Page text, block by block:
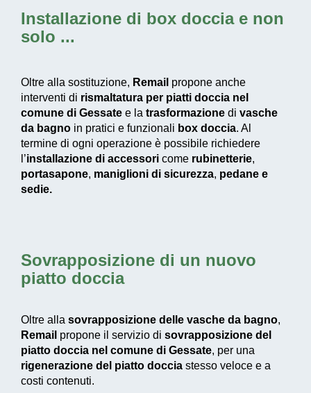
Installazione di box docciae non
solo ...
Oltre alla sostituzione, Remail propone anche
interventi di rismaltatura per piatti doccia nel
comune di Gessate e la trasformazione di vasche
da bagno in pratici e funzionali box doccia. Al
termine di ogni operazione è possibile richiedere
l’installazione di accessori come rubinetterie,
portasapone, maniglioni di sicurezza, pedane e
sedie.
Sovrapposizione di un nuovo
piatto doccia
Oltre alla sovrapposizione delle vasche da bagno,
Remail propone il servizio di sovrapposizione del
piatto doccia nel comune di Gessate, per una
rigenerazione del piatto doccia stesso veloce e a
costi contenuti.